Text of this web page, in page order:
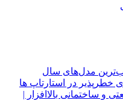
مدل‌های سال
در استارتاپ ها
و ساختمانی بالاافزار |